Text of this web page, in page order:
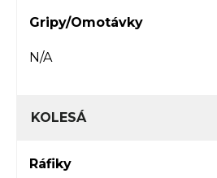
Gripy/Omotávky
N/A
KOLESÁ
Ráfiky